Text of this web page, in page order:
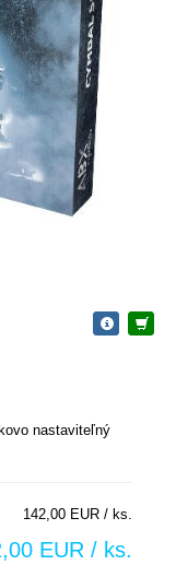
nastaviteľný
142,00 EUR / ks.
EUR / ks.